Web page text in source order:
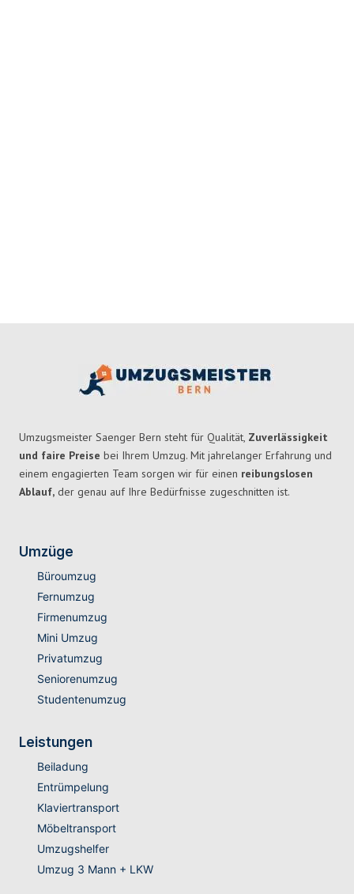
Umzugsmeister Saenger Bern steht für Qualität, Zuverlässigkeit
und faire Preise bei Ihrem Umzug. Mit jahrelanger Erfahrung und
einem engagierten Team sorgen wir für einen reibungslosen
Ablauf, der genau auf Ihre Bedürfnisse zugeschnitten ist.
Umzüge
Büroumzug
Fernumzug
Firmenumzug
Mini Umzug
Privatumzug
Seniorenumzug
Studentenumzug
Leistungen
Beiladung
Entrümpelung
Klaviertransport
Möbeltransport
Umzugshelfer
Umzug 3 Mann + LKW